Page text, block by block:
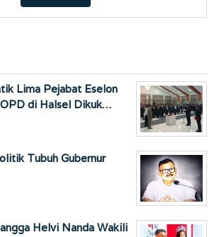
Lima Pejabat Eselon
di Halsel Dikuk…
Tubuh Gubernur
Helvi Nanda Wakili